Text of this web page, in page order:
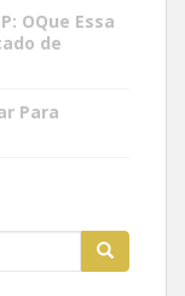
OQue Essa
de
Para